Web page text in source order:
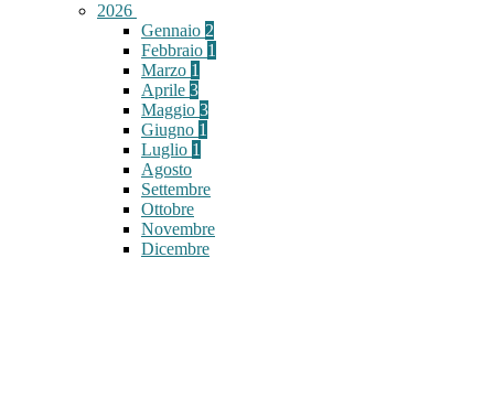
2026
Gennaio 2
Febbraio 1
Marzo 1
Aprile 3
Maggio 3
Giugno 1
Luglio 1
Agosto
Settembre
Ottobre
Novembre
Dicembre